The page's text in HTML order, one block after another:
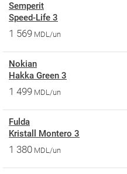
Semperit
Speed-Life 3
1 569 MDL/un
Nokian
Hakka Green 3
1 499 MDL/un
Fulda
Kristall Montero 3
1 380 MDL/un